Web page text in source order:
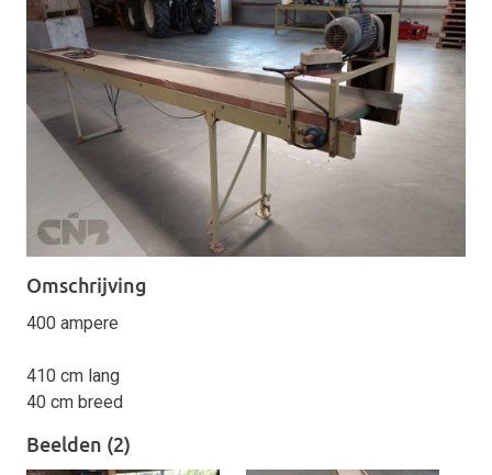
Omschrijving
400 ampere
410 cm lang
40 cm breed
Beelden (2)